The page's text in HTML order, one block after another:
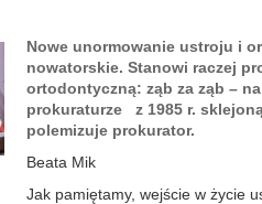
Nowe unormowanie ustroju i
nowatorskie. Stanowi raczej
ortodontyczną: ząb za ząb –
prokuraturze z 1985 r.
polemizuje prokurator.
Beata Mik
Jak pamiętamy, wejście w życie